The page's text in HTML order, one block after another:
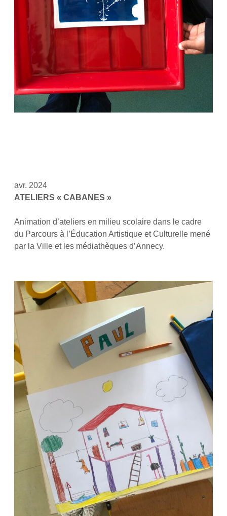
avr. 2024
ATELIERS « CABANES »
Animation d’ateliers en milieu scolaire dans le cadre
du Parcours à l’Éducation Artistique et Culturelle mené
par la Ville et les médiathèques d’Annecy.